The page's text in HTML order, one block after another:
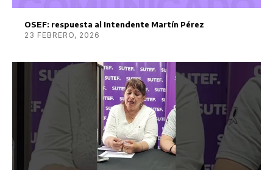
OSEF: respuesta al Intendente Martín Pérez
23 FEBRERO, 2026